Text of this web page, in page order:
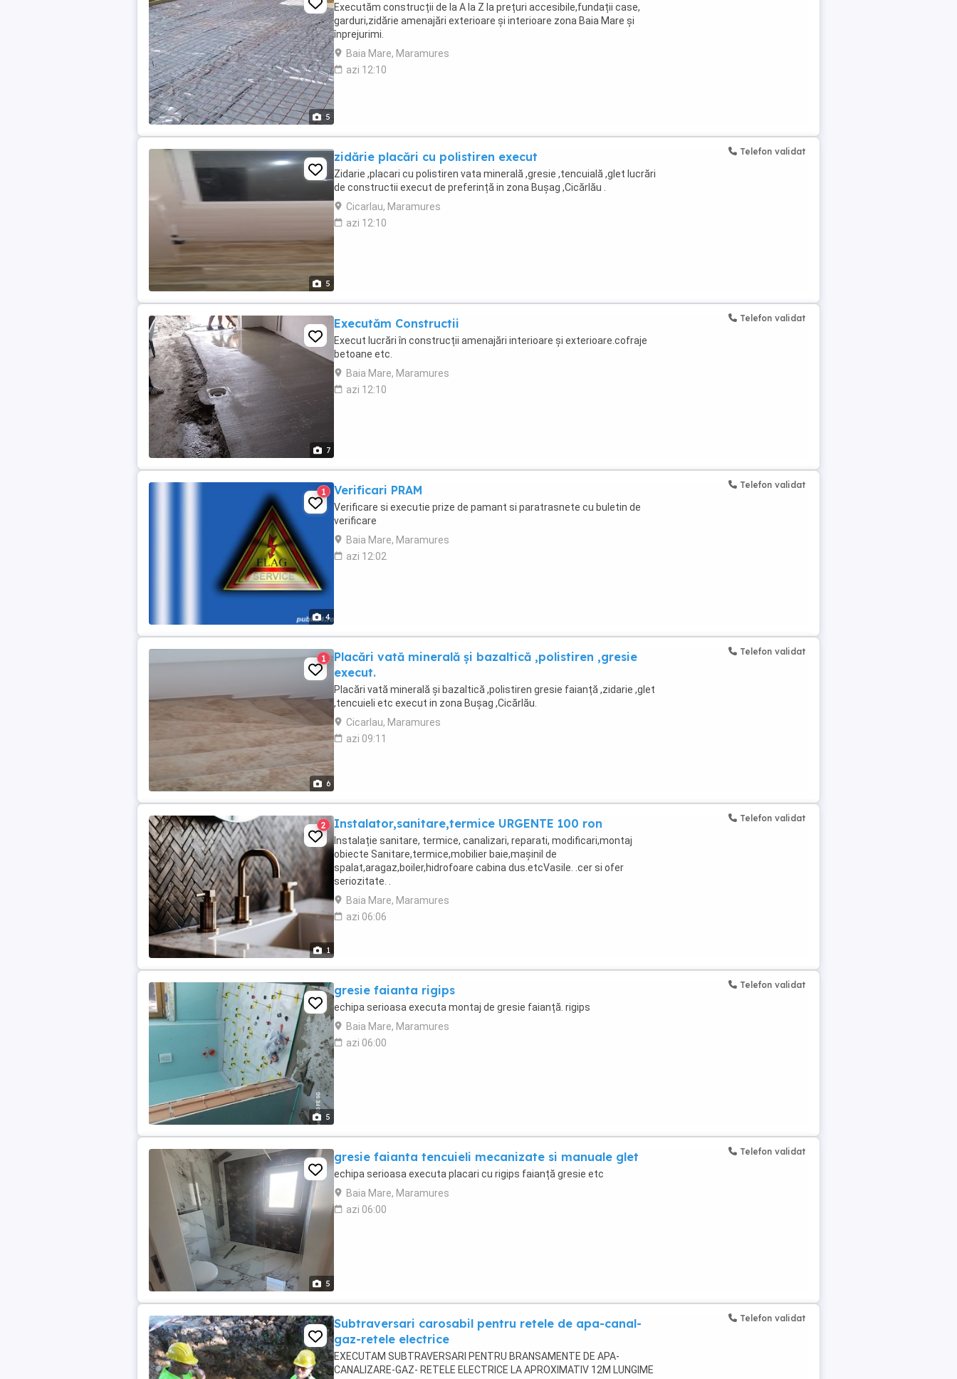
5
Executăm construcții de la A la Z la prețuri accesibile,fundații case,
garduri,zidărie amenajări exterioare și interioare zona Baia Mare și
înprejurimi.
Baia Mare, Maramures
azi 12:10
5
zidărie placări cu polistiren execut
Zidarie ,placari cu polistiren vata minerală ,gresie ,tencuială ,glet lucrări
de constructii execut de preferință in zona Bușag ,Cicărlău .
Cicarlau, Maramures
azi 12:10
Telefon validat
7
Executăm Constructii
Execut lucrări în construcții amenajări interioare și exterioare.cofraje
betoane etc.
Baia Mare, Maramures
azi 12:10
Telefon validat
4
1 Verificari PRAM
Verificare si executie prize de pamant si paratrasnete cu buletin de
verificare
Baia Mare, Maramures
azi 12:02
Telefon validat
6
1
Placări vată minerală și bazaltică ,polistiren ,gresie
execut.
Placări vată minerală și bazaltică ,polistiren gresie faianță ,zidarie ,glet
,tencuieli etc execut in zona Bușag ,Cicărlău.
Cicarlau, Maramures
azi 09:11
Telefon validat
1
2 Instalator,sanitare,termice URGENTE 100 ron
Instalație sanitare, termice, canalizari, reparati, modificari,montaj
obiecte Sanitare,termice,mobilier baie,mașinil de
spalat,aragaz,boiler,hidrofoare cabina dus.etcVasile. .cer si ofer
seriozitate. .
Baia Mare, Maramures
azi 06:06
Telefon validat
5
gresie faianta rigips
echipa serioasa executa montaj de gresie faianță. rigips
Baia Mare, Maramures
azi 06:00
Telefon validat
5
gresie faianta tencuieli mecanizate si manuale glet
echipa serioasa executa placari cu rigips faianță gresie etc
Baia Mare, Maramures
azi 06:00
Telefon validat
Subtraversari carosabil pentru retele de apa-canal-
gaz-retele electrice
EXECUTAM SUBTRAVERSARI PENTRU BRANSAMENTE DE APA-
CANALIZARE-GAZ- RETELE ELECTRICE LA APROXIMATIV 12M LUNGIME
Telefon validat